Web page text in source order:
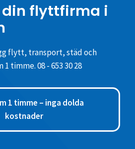
flyttfirma i
flytt, transport, städ och
1 timme.08 - 653 30 28
1 timme – inga dolda
kostnader